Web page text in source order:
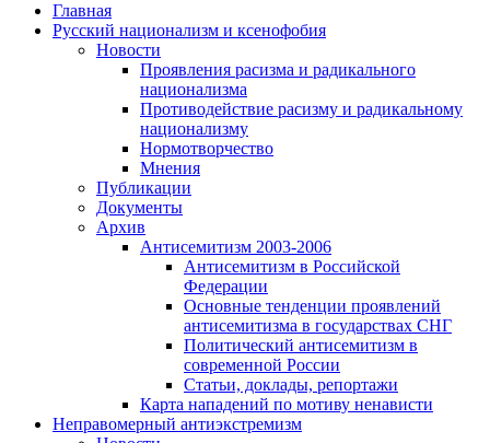
Главная
Русский национализм и ксенофобия
Новости
Проявления расизма и радикального
национализма
Противодействие расизму и радикальному
национализму
Нормотворчество
Мнения
Публикации
Документы
Архив
Антисемитизм 2003-2006
Антисемитизм в Российской
Федерации
Основные тенденции проявлений
антисемитизма в государствах СНГ
Политический антисемитизм в
современной России
Статьи, доклады, репортажи
Карта нападений по мотиву ненависти
Неправомерный антиэкстремизм